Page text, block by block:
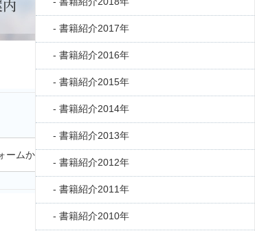
ームから問い合わせる
書籍紹介2017年
書籍紹介2016年
書籍紹介2015年
書籍紹介2014年
書籍紹介2013年
書籍紹介2012年
書籍紹介2011年
書籍紹介2010年